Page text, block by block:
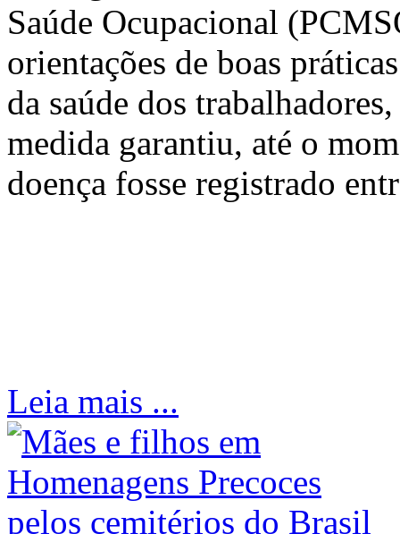
Saúde Ocupacional
orientações de boas
da saúde dos
medida garantiu, até o
doença fosse registrado
Leia mais ...